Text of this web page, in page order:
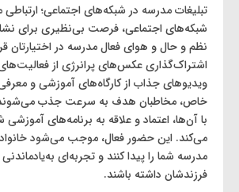
تبلیغات مدرسه در شبکه‌های اجتماعی؛
شبکه‌های اجتماعی، فرصت بی‌نظیری برای
نظم و حال و هوای فعال مدرسه در اختیارتان
اشتراک‌گذاری عکس‌های پرانرژی از
ویدیوهای جذاب از کارگاه‌های آموزشی و
خاص، مخاطبان هدف به سرعت جذب می‌شوند
با آن‌ها، اعتماد و علاقه به برنامه‌های آموزشی
می‌کند. این حضور فعال، موجب می‌شود
مدرسه شما را پیدا کنند و تجربه‌ای
فرزندشان داشته باشند.